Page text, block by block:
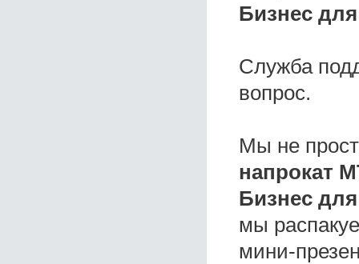
Бизнес
Служба
вопрос.
Мы не
напрокат
Бизнес
мы
мини-